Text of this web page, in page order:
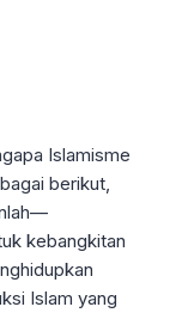
Islamisme
berikut,
kebangkitan
Islam yang